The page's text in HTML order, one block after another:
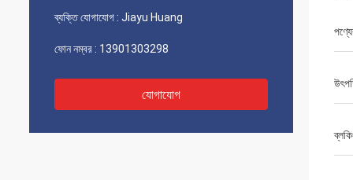
ব্যক্তি যোগাযোগ : Jiayu Huang
ফোন নম্বর : 13901303298
যোগাযোগ